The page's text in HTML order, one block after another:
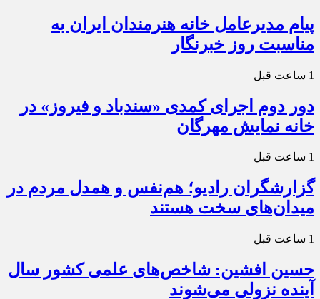
پیام مدیرعامل خانه هنرمندان ایران به
مناسبت روز خبرنگار
1 ساعت قبل
دور دوم اجرای کمدی «سندباد و فیروز» در
خانه نمایش مهرگان
1 ساعت قبل
گزارشگران رادیو؛ هم‌نفس و همدل مردم در
میدان‌های سخت هستند
1 ساعت قبل
حسین افشین: شاخص‌های علمی کشور سال
آینده نزولی می‌شوند